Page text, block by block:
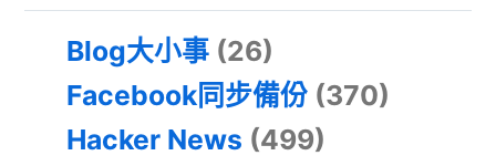
Blog大小事 (26)
Facebook同步備份 (370)
Hacker News (499)